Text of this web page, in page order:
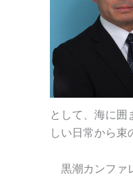
として、海に
しい日常から束
黒潮カンファ